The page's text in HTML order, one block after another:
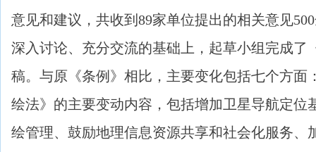
意见和建议，共收到89家单位提出的相关意见
深入讨论、充分交流的基础上，起草小组完成了
稿。与原《条例》相比，主要变化包括七个方面
绘法》的主要变动内容，包括增加卫星导航定位
绘管理、鼓励地理信息资源共享和社会化服务、